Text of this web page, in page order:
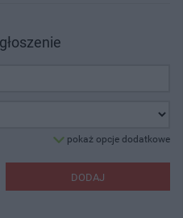
pokaż opcje dodatkowe
DODAJ